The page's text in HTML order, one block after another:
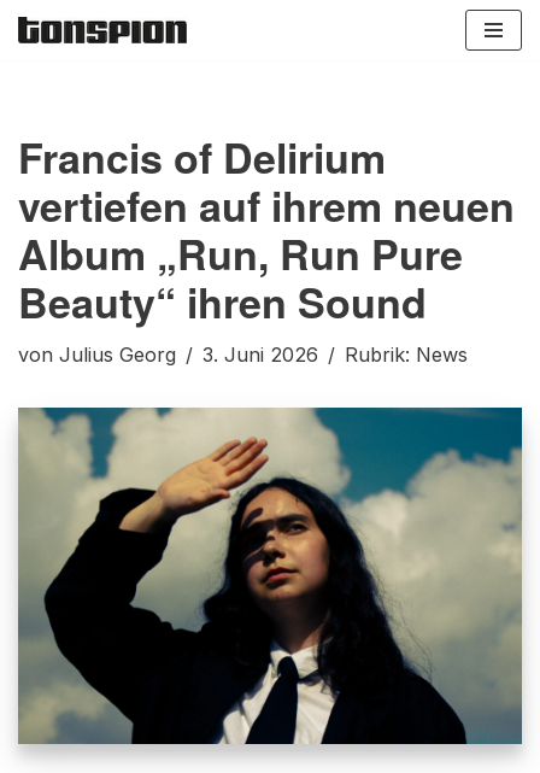
Francis of Delirium
vertiefen auf ihrem neuen
Album „Run, Run Pure
Beauty“ ihren Sound
von Julius Georg 3. Juni 2026 Rubrik: News